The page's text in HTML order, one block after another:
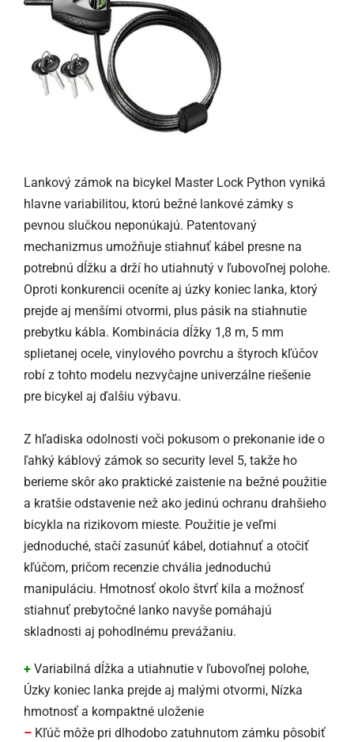
Lankový zámok na bicykel Master Lock Python vyniká
hlavne variabilitou, ktorú bežné lankové zámky s
pevnou slučkou neponúkajú. Patentovaný
mechanizmus umožňuje stiahnuť kábel presne na
potrebnú dĺžku a drží ho utiahnutý v ľubovoľnej polohe.
Oproti konkurencii oceníte aj úzky koniec lanka, ktorý
prejde aj menšími otvormi, plus pásik na stiahnutie
prebytku kábla. Kombinácia dĺžky 1,8 m, 5 mm
splietanej ocele, vinylového povrchu a štyroch kľúčov
robí z tohto modelu nezvyčajne univerzálne riešenie
pre bicykel aj ďalšiu výbavu.
Z hľadiska odolnosti voči pokusom o prekonanie ide o
ľahký káblový zámok so security level 5, takže ho
berieme skôr ako praktické zaistenie na bežné použitie
a kratšie odstavenie než ako jedinú ochranu drahšieho
bicykla na rizikovom mieste. Použitie je veľmi
jednoduché, stačí zasunúť kábel, dotiahnuť a otočiť
kľúčom, pričom recenzie chvália jednoduchú
manipuláciu. Hmotnosť okolo štvrť kila a možnosť
stiahnuť prebytočné lanko navyše pomáhajú
skladnosti aj pohodlnému prevážaniu.
+ Variabilná dĺžka a utiahnutie v ľubovoľnej polohe,
Úzky koniec lanka prejde aj malými otvormi, Nízka
hmotnosť a kompaktné uloženie
– Kľúč môže pri dlhodobo zatuhnutom zámku pôsobiť